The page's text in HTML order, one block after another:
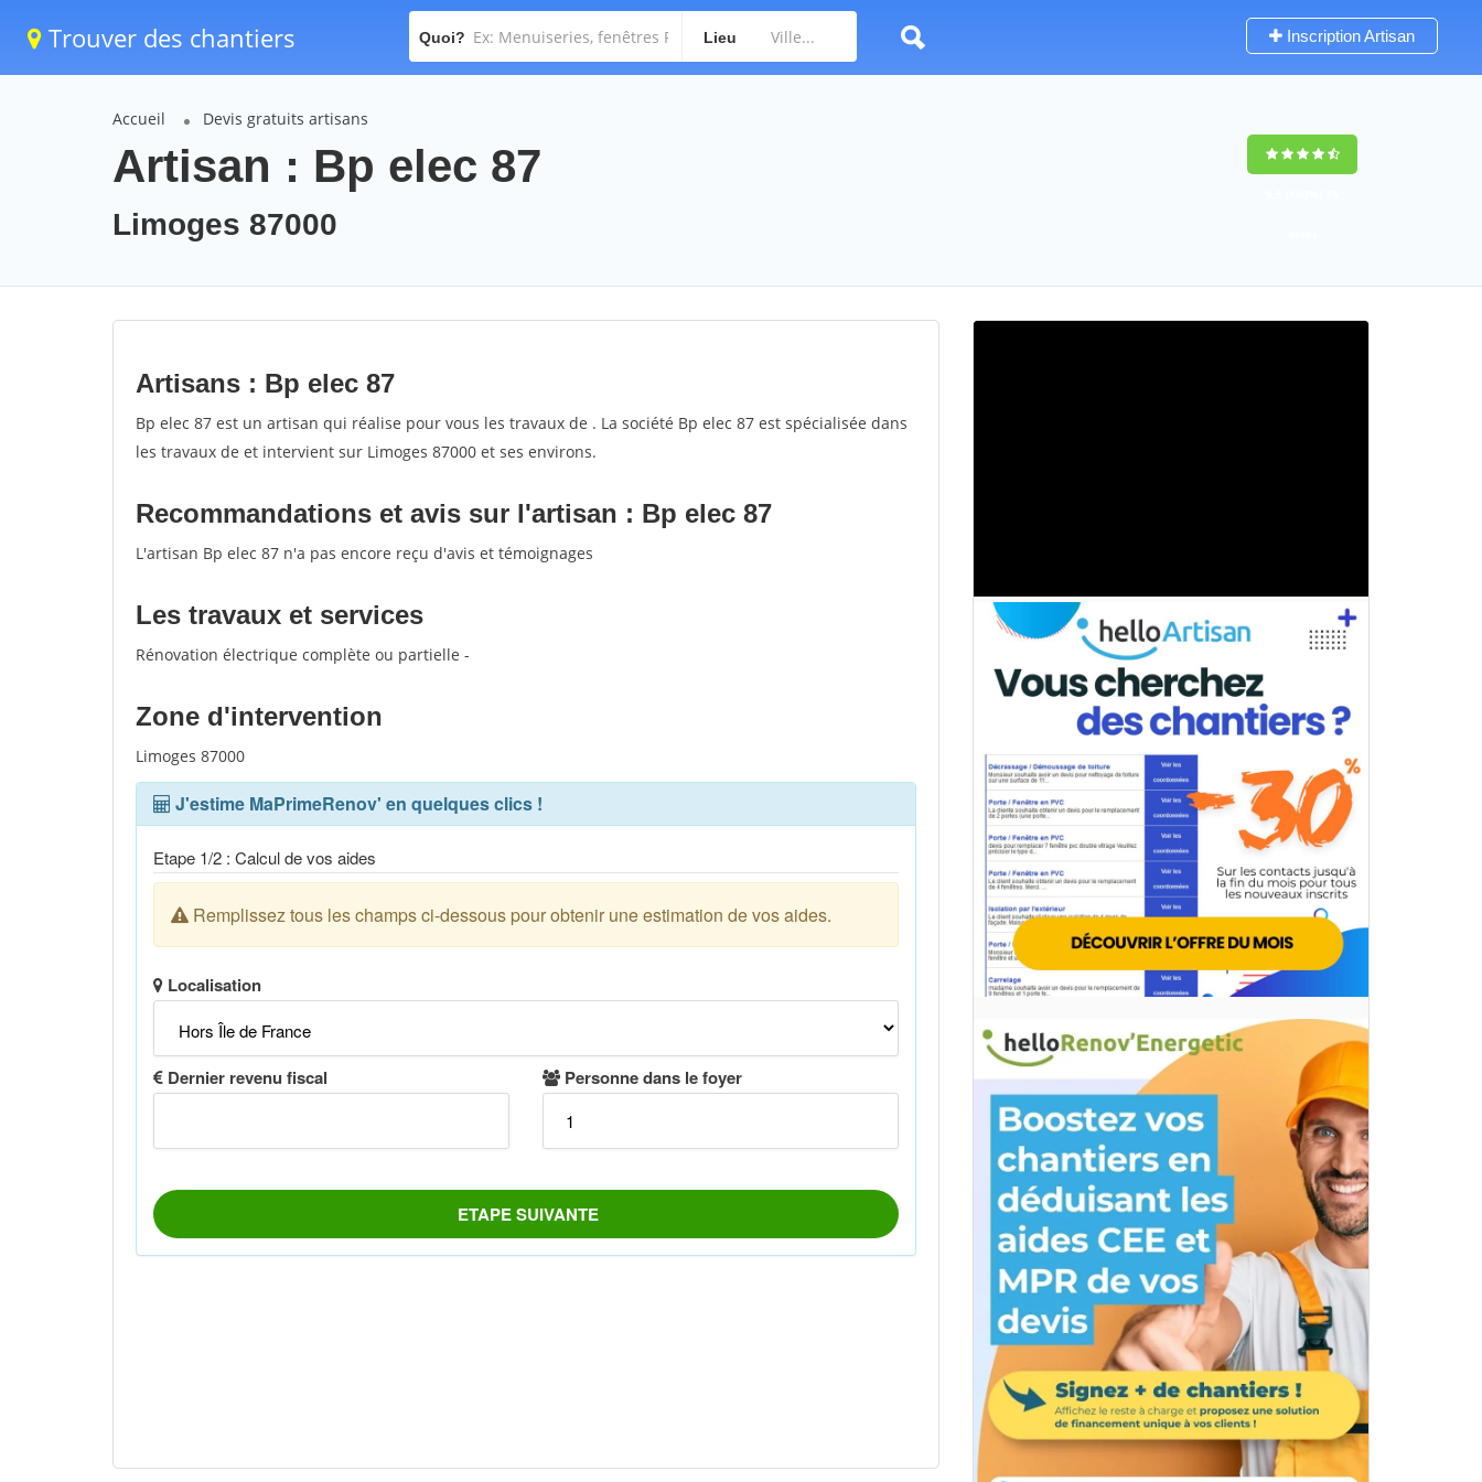
Trouver des chantiers Quoi? Lieu Inscription Artisan
Accueil Devis gratuits artisans
Artisan : Bp elec 87
Limoges 87000
Artisans : Bp elec 87
Bp elec 87 est un artisan qui réalise pour vous les travaux de . La société Bp elec 87 est spécialisée dans
les travaux de et intervient sur Limoges 87000 et ses environs.
Recommandations et avis sur l'artisan : Bp elec 87
L'artisan Bp elec 87 n'a pas encore reçu d'avis et témoignages
Les travaux et services
Rénovation électrique complète ou partielle -
Zone d'intervention
Limoges 87000